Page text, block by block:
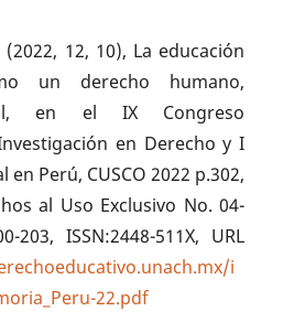
(2022, 12, 10), La educación
un derecho humano,
en el IX Congreso
en Derecho y I
en Perú, CUSCO 2022 p.302,
al Uso Exclusivo No. 04-
203, ISSN:2448-511X, URL
i
22.pdf